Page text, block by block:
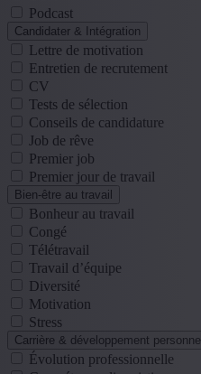
Podcast
Candidater & Intégration
Lettre de motivation
Entretien de recrutement
CV
Tests de sélection
Conseils de candidature
Job de rêve
Premier job
Premier jour de travail
Bien-être au travail
Bonheur au travail
Congé
Télétravail
Travail d’équipe
Diversité
Motivation
Stress
Carrière & développement personnel
Évolution professionnelle